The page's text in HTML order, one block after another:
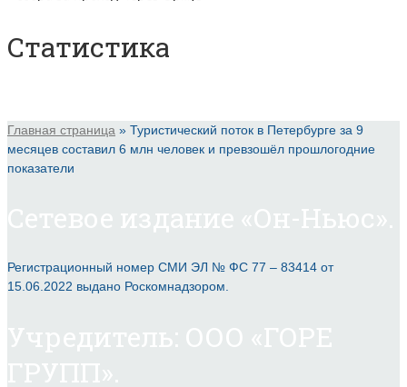
Статистика
Главная страница » Туристический поток в Петербурге за 9
месяцев составил 6 млн человек и превзошёл прошлогодние
показатели
Регистрационный номер СМИ ЭЛ № ФС 77 – 83414 от
15.06.2022 выдано Роскомнадзором.